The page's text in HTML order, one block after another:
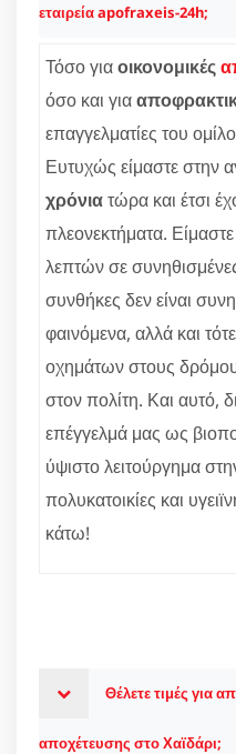
εταιρεία apofraxeis-24h;
Τόσο γιαοικονομικές
όσο και για
επαγγελματίες του
Ευτυχώς είμαστε στην
χρόνιατώρα και έτσι
πλεονεκτήματα.
λεπτών σε
συνθήκες δεν είναι
φαινόμενα, αλλά και
οχημάτων στους
στον πολίτη. Και αυτό,
επέγγελμά μας ως
ύψιστο λειτούργημα
πολυκατοικίες και
κάτω!
Θέλετε τιμές για
αποχέτευσης στο Χαϊδάρι;